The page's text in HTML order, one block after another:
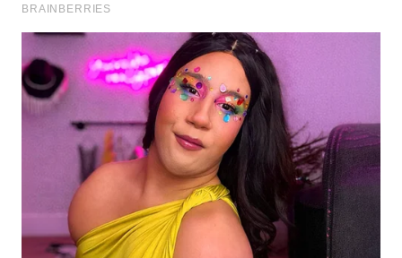
SUKABUMI
WN
PURWAKARTA
WN
PRIANGAN
WN
SEMARANG